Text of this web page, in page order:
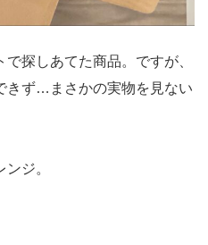
探しあてた商品。ですが、
きず…まさかの実物を見ない
ジ。